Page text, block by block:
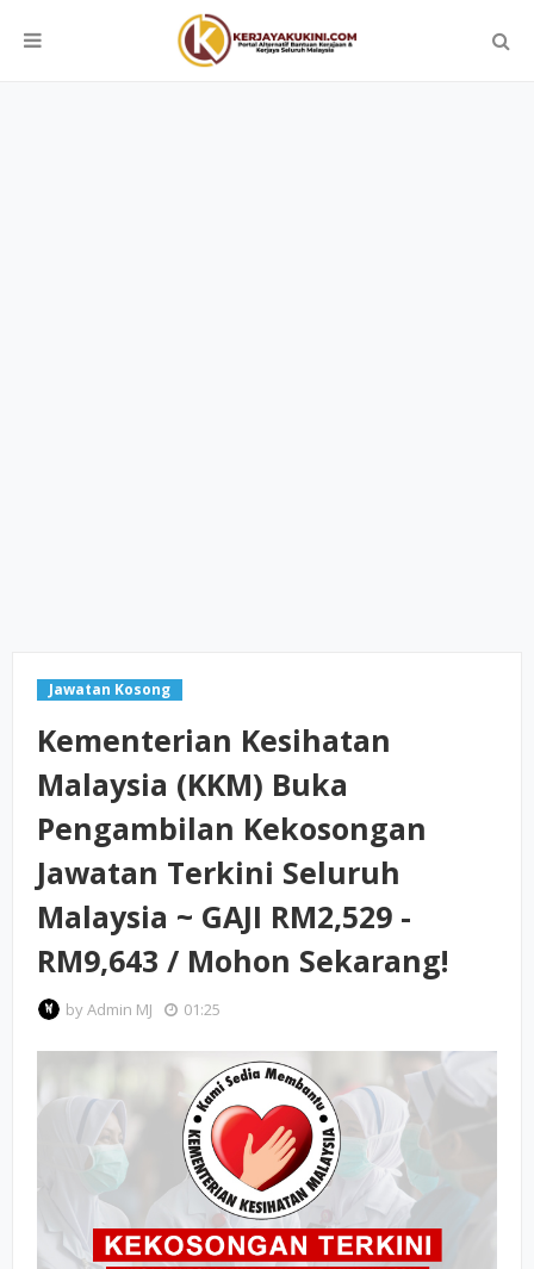
Jawatan Kosong
Kementerian Kesihatan
Malaysia (KKM) Buka
Pengambilan Kekosongan
Jawatan Terkini Seluruh
Malaysia ~ GAJI RM2,529 -
RM9,643 / Mohon Sekarang!
byAdmin MJ 01:25